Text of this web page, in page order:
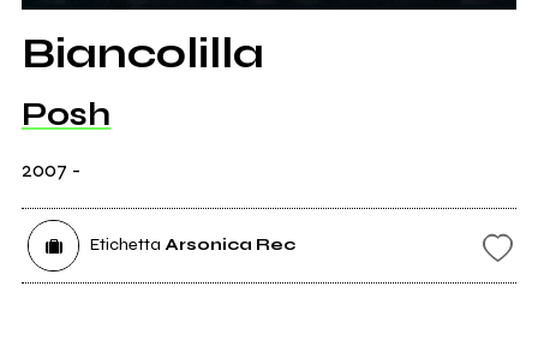
Biancolilla
Posh
2007 -
Etichetta Arsonica Rec